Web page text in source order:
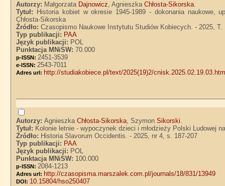
Autorzy: Małgorzata Dajnowicz, AgnieszkaChłosta-Sikorska.
Tytuł:
Historia kobiet w okresie 1945-1989 - dokonania naukowe,
Chłosta-Sikorska
Źródło:Czasopismo Naukowe Instytutu Studiów Kobiecych. - 2025, T.
Typ publikacji: PAA
Język publikacji: POL
Punktacja MNiSW:70.000
p-ISSN: 2451-3539
e-ISSN: 2543-7011
Adres url: http://studiakobiece.pl/text/2025(19)2/
Autorzy:AgnieszkaChłosta-Sikorska, SzymonSikorski.
Tytuł: Kolonie letnie - wypoczynek dzieci i młodzieży Polski Ludowej
Źródło: Historia Slavorum Occidentis. - 2025, nr 4, s. 187-207
Typ publikacji: PAA
Język publikacji: POL
Punktacja MNiSW: 100.000
p-ISSN: 2084-1213
Adres url: http://czasopisma.marszalek.com.pl/journals/18/831/13949
DOI: 10.15804/hso250407